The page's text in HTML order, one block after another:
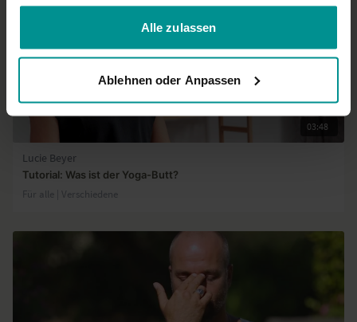
gesammelt haben.
Alle zulassen
Ablehnen oder Anpassen
03:48
Lucie Beyer
Tutorial: Was ist der Yoga-Butt?
Für alle | Verschiedene